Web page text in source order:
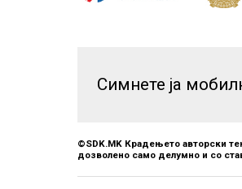
Симнете ја
©SDK.MK Крадењето авторски
дозволено само делумно и со